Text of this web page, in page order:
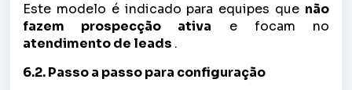
Este modelo é indicado para equipes que não
fazem prospecção ativa e focam no
atendimento de leads .
6.2. Passo a passo para configuração